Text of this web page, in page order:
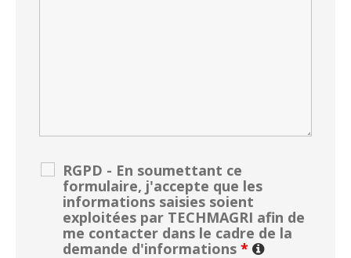
RGPD - En soumettant ce
formulaire, j'accepte que les
informations saisies soient
exploitées par TECHMAGRI afin de
me contacter dans le cadre de la
demande d'informations *